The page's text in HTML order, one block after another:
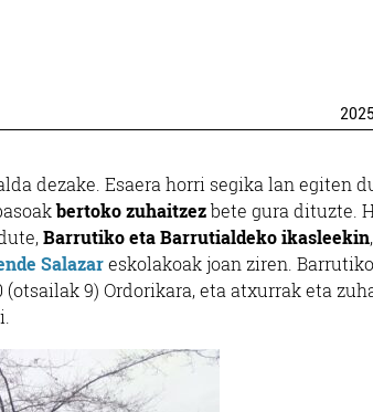
dezake. Esaera horri segika lan egiten
bertoko zuhaitzezbete gura dituzte.
Barrutiko eta Barrutialdeko ikasleekin,
Salazareskolakoak joan ziren.
(otsailak 9) Ordorikara, eta atxurrak eta